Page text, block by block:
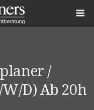
/
d) Ab 20h